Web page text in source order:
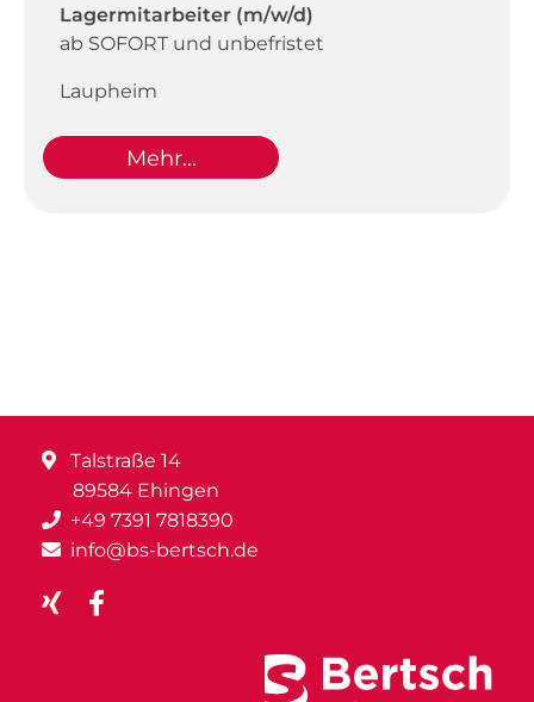
Lagermitarbeiter (m/w/d)
ab SOFORT und unbefristet
Laupheim
Mehr...
Talstraße 14
89584 Ehingen
+49 7391 7818390
info@bs-bertsch.de